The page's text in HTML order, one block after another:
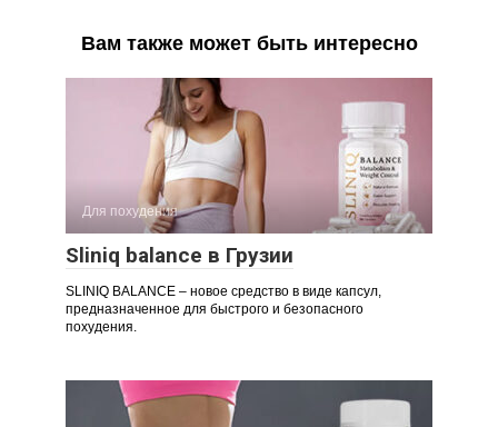
Вам также может быть интересно
Для похудения
Sliniq balance в Грузии
SLINIQ BALANCE – новое средство в виде капсул,
предназначенное для быстрого и безопасного
похудения.